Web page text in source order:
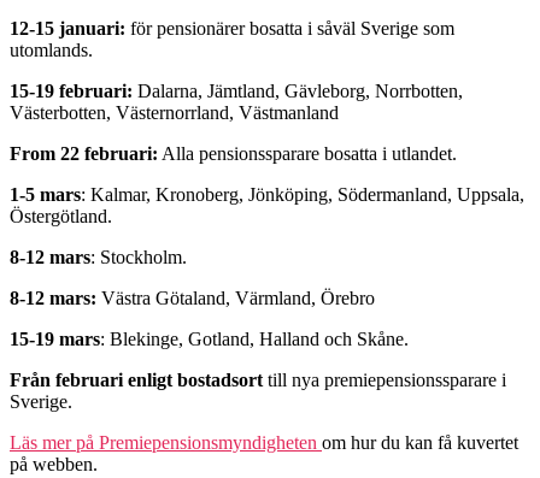
12-15 januari: för pensionärer bosatta i såväl Sverige som
utomlands.
15-19 februari: Dalarna, Jämtland, Gävleborg, Norrbotten,
Västerbotten, Västernorrland, Västmanland
From 22 februari: Alla pensionssparare bosatta i utlandet.
1-5 mars: Kalmar, Kronoberg, Jönköping, Södermanland, Uppsala,
Östergötland.
8-12 mars: Stockholm.
8-12 mars: Västra Götaland, Värmland, Örebro
15-19 mars: Blekinge, Gotland, Halland och Skåne.
Från februari enligt bostadsort till nya premiepensionssparare i
Sverige.
Läs mer på Premiepensionsmyndigheten om hur du kan få kuvertet
på webben.